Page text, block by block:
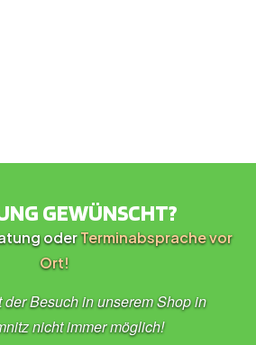
GEWÜNSCHT?
oderTerminabsprache vor
Ort!
der Besuch in unserem Shop in
nicht immer möglich!